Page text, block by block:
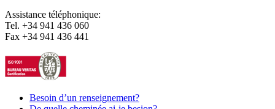
Assistance téléphonique:
Tel. +34 941 436 060
Fax +34 941 436 441
Besoin d’un renseignement?